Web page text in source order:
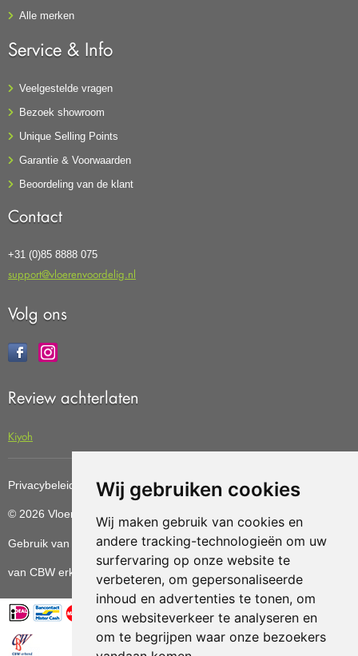
Wij gebruiken cookies
Wij maken gebruik van cookies en
andere tracking-technologieën om uw
surfervaring op onze website te
verbeteren, om gepersonaliseerde
inhoud en advertenties te tonen, om
ons websiteverkeer te analyseren en
om te begrijpen waar onze bezoekers
Alle merken
Service & Info
Veelgestelde vragen
Bezoek showroom
Unique Selling Points
Garantie & Voorwaarden
Beoordeling van de klant
Contact
+31 (0)85 8888 075
support@vloerenvoordelig.nl
Volg ons
Review achterlaten
Kiyoh
Privacybeleid Cookiebeleid Update cookies preferences
© 2026 Vloerenvoordelig
Gebruik van deze site betekent dat u dealgemene voorwaarden
van CBW erkende woonwinkels accepteert.